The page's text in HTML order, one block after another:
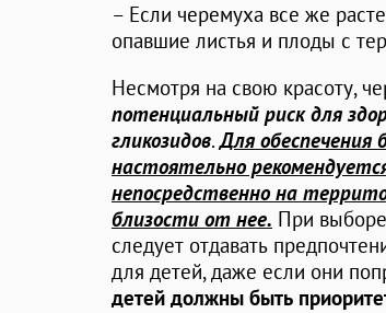
– Если черемуха все же
опавшие листья и плоды с
Несмотря на свою красоту,
потенциальный риск для
гликозидов.Для обеспечения
настоятельно
непосредственно на
близости от нее. При
следует отдавать
для детей, даже если они
детей должны быть